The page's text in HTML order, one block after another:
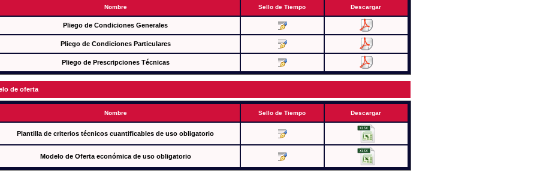
Nombre Sello de Tiempo Descargar
Pliego de Condiciones Generales
Pliego de Condiciones Particulares
Pliego de Prescripciones Técnicas
de oferta
Nombre Sello de Tiempo Descargar
Plantilla de criterios técnicos cuantificables de uso obligatorio
Modelo de Oferta económica de uso obligatorio